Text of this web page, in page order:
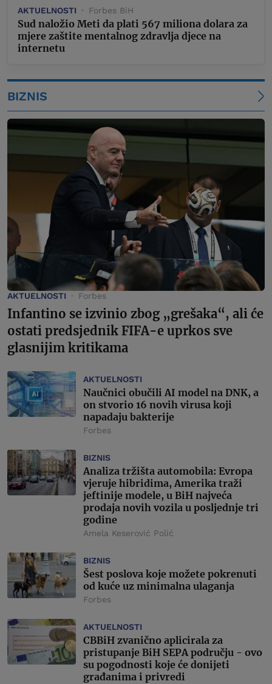
AKTUELNOSTI Forbes BiH
Sud naložio Meti da plati 567 miliona dolara za
mjere zaštite mentalnog zdravlja djece na
internetu
BIZNIS
AKTUELNOSTI Forbes
Infantino se izvinio zbog „grešaka“, ali će
ostati predsjednik FIFA-e uprkos sve
glasnijim kritikama
AKTUELNOSTI
Naučnici obučili AI model na DNK, a
on stvorio 16 novih virusa koji
napadaju bakterije
Forbes
BIZNIS
Analiza tržišta automobila: Evropa
vjeruje hibridima, Amerika traži
jeftinije modele, u BiH najveća
prodaja novih vozila u posljednje tri
godine
Amela Keserović Polić
BIZNIS
Šest poslova koje možete pokrenuti
od kuće uz minimalna ulaganja
Forbes
AKTUELNOSTI
CBBiH zvanično aplicirala za
pristupanje BiH SEPA području - ovo
su pogodnosti koje će donijeti
građanima i privredi